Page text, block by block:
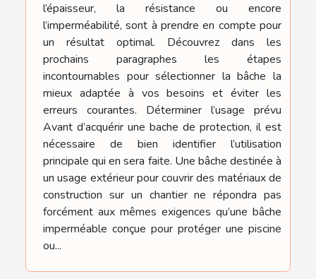
l’épaisseur, la résistance ou encore
l’imperméabilité, sont à prendre en compte pour
un résultat optimal. Découvrez dans les
prochains paragraphes les étapes
incontournables pour sélectionner la bâche la
mieux adaptée à vos besoins et éviter les
erreurs courantes. Déterminer l’usage prévu
Avant d’acquérir une bache de protection, il est
nécessaire de bien identifier l’utilisation
principale qui en sera faite. Une bâche destinée à
un usage extérieur pour couvrir des matériaux de
construction sur un chantier ne répondra pas
forcément aux mêmes exigences qu’une bâche
imperméable conçue pour protéger une piscine
ou...